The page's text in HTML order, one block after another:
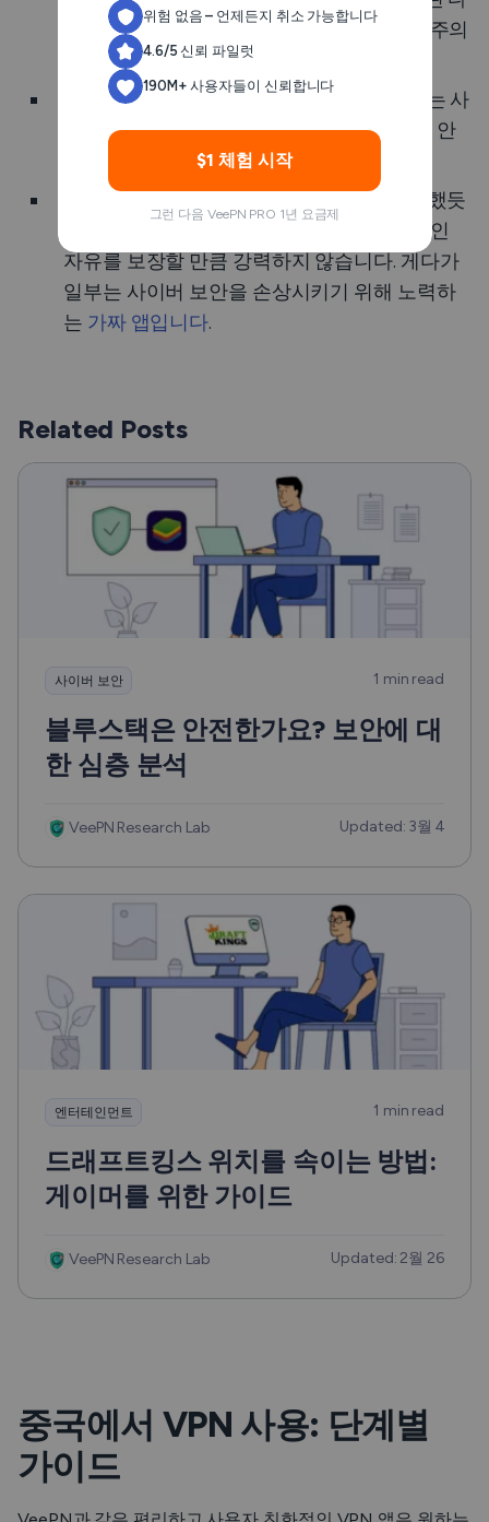
보안및개인 정보 보호 기능의 품질에도 주의
를 기울이세요.
투명한로그 없음 정책 . 선택한 VPN 서비스는 사
용자의 개인 데이터를 수집하고 사용해서는 안
위에서 언급했듯
이, 대부분의 무료 VPN은 중국 여행 시 온라인
자유를 보장할 만큼 강력하지 않습니다. 게다가
일부는 사이버 보안을 손상시키기 위해 노력하
는 가짜 앱입니다.
Related Posts
사이버 보안 1 min read
블루스택은 안전한가요? 보안에 대
한 심층 분석
VeePN Research Lab Updated: 3월 4
엔터테인먼트 1 min read
드래프트킹스 위치를 속이는 방법:
게이머를 위한 가이드
VeePN Research Lab Updated: 2월 26
중국에서 VPN 사용: 단계별
가이드
위험 없음 – 언제든지 취소 가능합니다
4.6/5 신뢰 파일럿
190M+ 사용자들이 신뢰합니다
$1 체험 시작
그런 다음 VeePN PRO 1년 요금제